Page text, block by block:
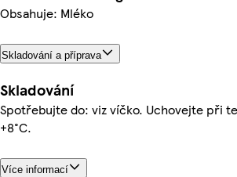
Obsahuje: Mléko
Skladování a příprava
Skladování
Spotřebujte do: viz víčko. Uchovejte při
+8°C.
Více informací